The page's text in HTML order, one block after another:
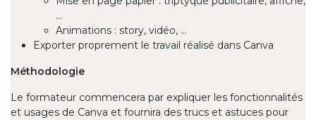
…
Animations : story, vidéo, …
Exporter proprement le travail réalisé dans Canva
Méthodologie
Le formateur commencera par expliquer les fonctionnalités
et usages de Canva et fournira des trucs et astuces pour